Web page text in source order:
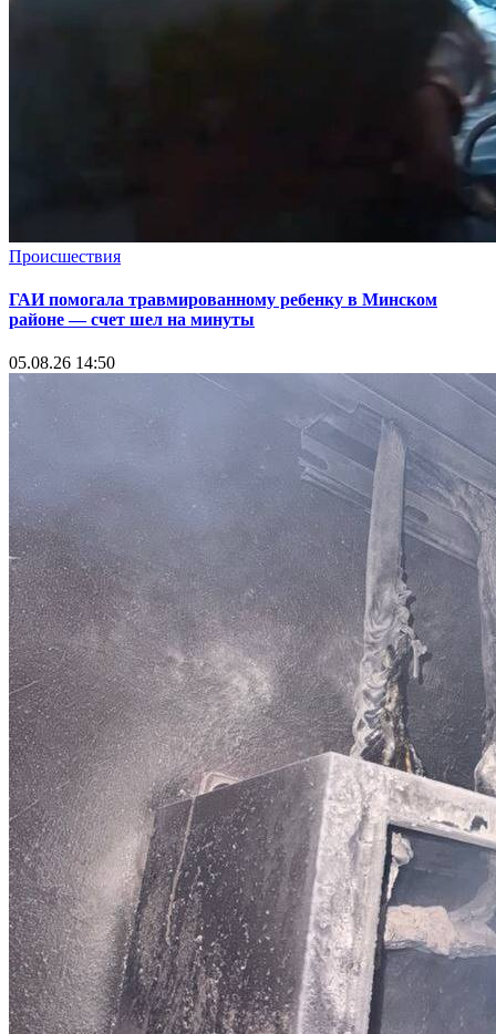
Происшествия
ГАИ помогала травмированному ребенку в Минском
районе — счет шел на минуты
05.08.26 14:50